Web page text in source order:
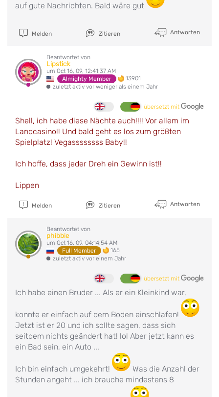
auf gute Nachrichten. Bald wäre gut
Melden Zitieren Antworten
Beantwortet von
Lipstick
um Oct 16, 09, 12:41:37 AM
Almighty Member
13901
zuletzt aktiv vor weniger als einem Jahr
übersetzt mit
Shell, ich habe diese Nächte auch!!!! Vor allem im
Landcasino!! Und bald geht es los zum größten
Spielplatz! Vegassssssss Baby!!
Ich hoffe, dass jeder Dreh ein Gewinn ist!!
Lippen
Melden Zitieren Antworten
Beantwortet von
phibbie
um Oct 16, 09, 04:14:54 AM
Full Member
165
zuletzt aktiv vor einem Jahr
übersetzt mit
Ich habe einen Bruder ... Als er ein Kleinkind war,
konnte er einfach auf dem Boden einschlafen!
Jetzt ist er 20 und ich sollte sagen, dass sich
seitdem nichts geändert hat! lol Aber jetzt kann es
ein Bad sein, ein Auto ...
Ich bin einfach umgekehrt!
Was die Anzahl der
Stunden angeht ... ich brauche mindestens 8